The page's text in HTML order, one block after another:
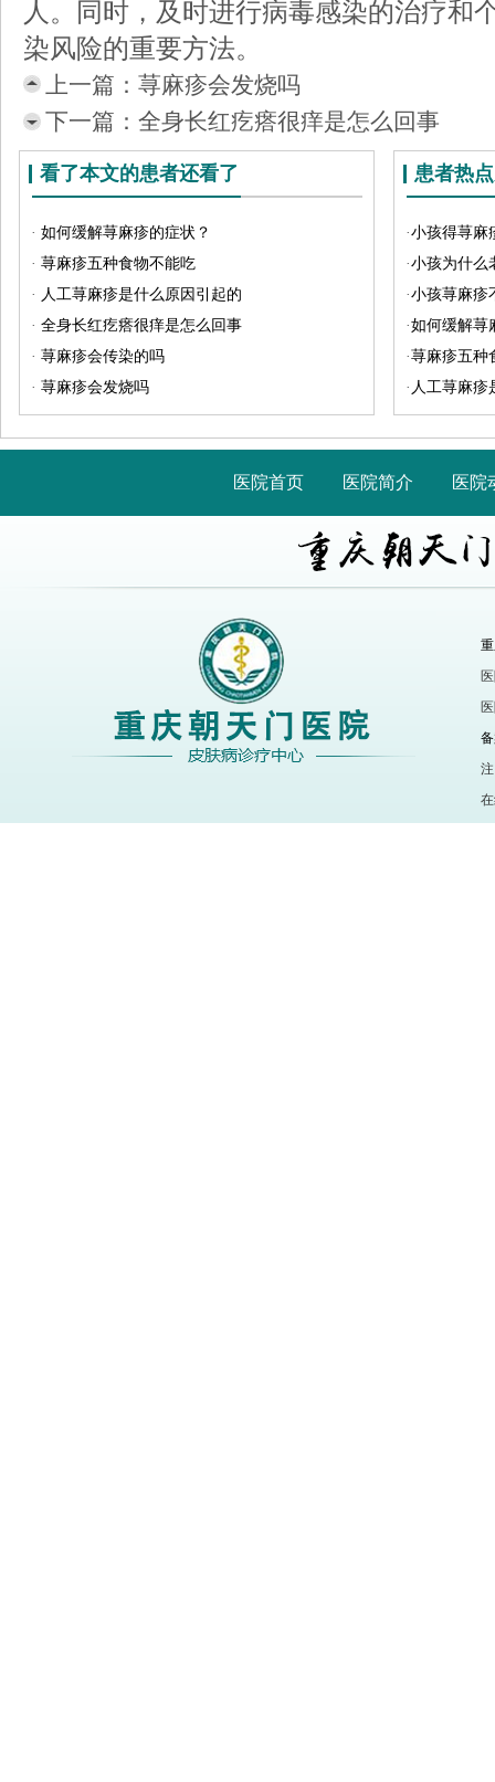
人。同时，及时进行病毒感染的治疗和
染风险的重要方法。
上一篇： 荨麻疹会发烧吗
下一篇： 全身长红疙瘩很痒是怎么回事
看了本文的患者还看了
· 如何缓解荨麻疹的症状？
· 荨麻疹五种食物不能吃
· 人工荨麻疹是什么原因引起的
· 全身长红疙瘩很痒是怎么回事
· 荨麻疹会传染的吗
· 荨麻疹会发烧吗
患者热
·小孩得荨麻
·小孩为什么
·小孩荨麻疹
·如何缓解荨
·荨麻疹五种
· 人工荨麻疹
医院首页 医院简介 医院